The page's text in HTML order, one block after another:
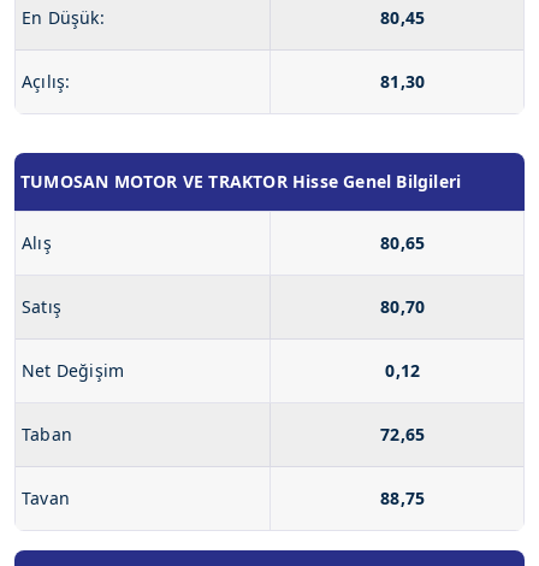
En Düşük: 80,45
Açılış: 81,30
TUMOSAN MOTOR VE TRAKTOR Hisse Genel Bilgileri
Alış 80,65
Satış 80,70
Net Değişim 0,12
Taban 72,65
Tavan 88,75